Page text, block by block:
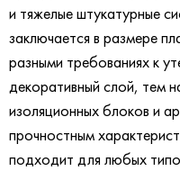
и тяжелые штукатурные
заключается в размере
разными требованиях к
декоративный слой, тем
изоляционных блоков и
прочностным
подходит для любых